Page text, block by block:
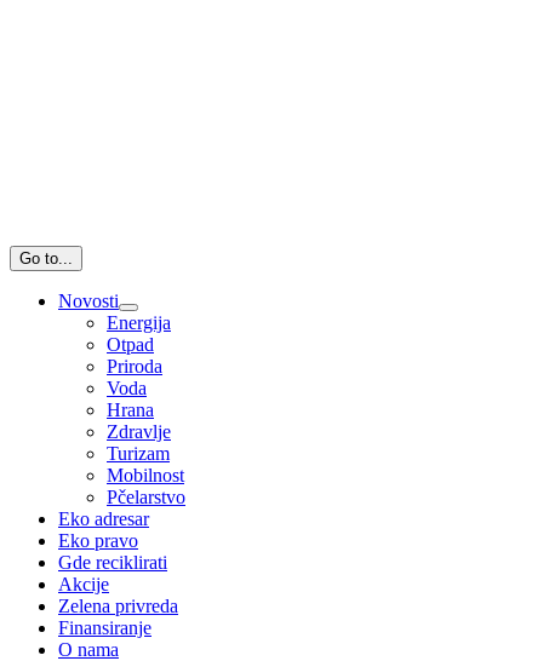
Go to...
Novosti
Energija
Otpad
Priroda
Voda
Hrana
Zdravlje
Turizam
Mobilnost
Pčelarstvo
Eko adresar
Eko pravo
Gde reciklirati
Akcije
Zelena privreda
Finansiranje
O nama